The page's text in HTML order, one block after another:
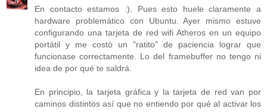
En contacto estamos :). Pues esto huele claramente a
hardware problemático con Ubuntu. Ayer mismo estuve
configurando una tarjeta de red wifi Atheros en un equipo
portátil y me costó un "ratito" de paciencia lograr que
funcionase correctamente. Lo del framebuffer no tengo ni
idea de por qué te saldrá.
En principio, la tarjeta gráfica y la tarjeta de red van por
caminos distintos así que no entiendo por qué al activar los